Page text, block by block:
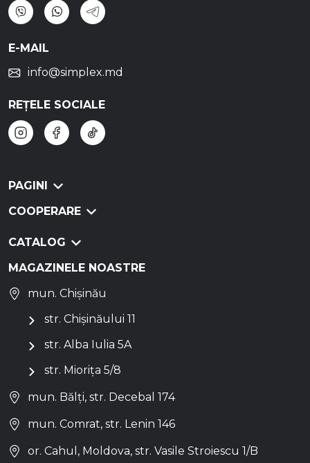
E-MAIL
info@simplex.md
REȚELE SOCIALE
PAGINI
COOPERARE
CATALOG
MAGAZINELE NOASTRE
mun. Chișinău
str. Chișinăului 11
str. Alba Iulia 5A
str. Miorița 5/8
mun. Bălți, str. Decebal 174
mun. Comrat, str. Lenin 146
or. Cahul, Moldova, str. Vasile Stroiescu 1/B